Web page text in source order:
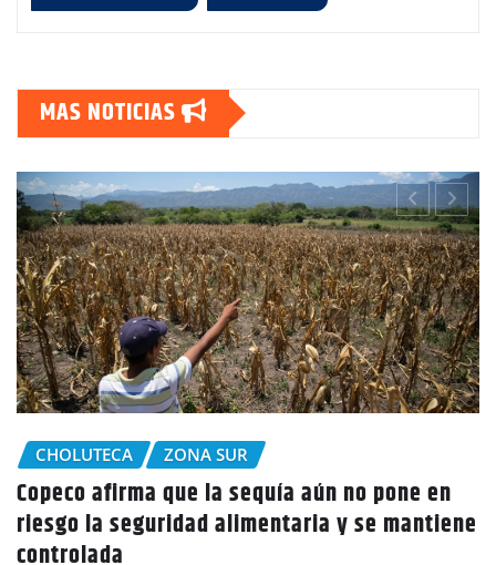
MAS NOTICIAS
CHOLUTECA
Policía Nacional desaloja a campesinos de
tierras en El Tulito, Choluteca